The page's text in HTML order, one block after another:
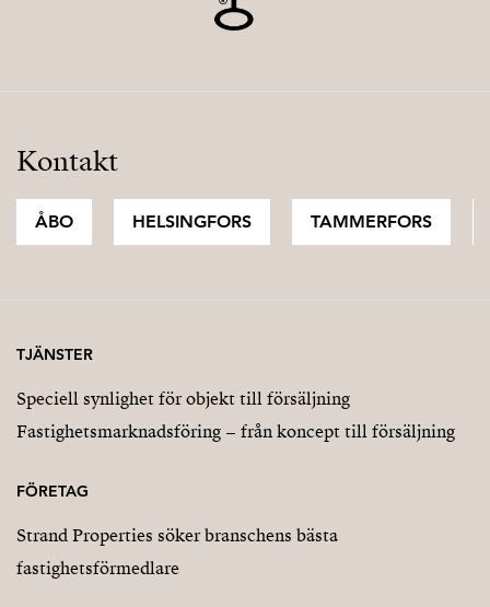
Kontakt
ÅBO HELSINGFORS TAMMERFORS
TJÄNSTER
Speciell synlighet för objekt till försäljning
Fastighetsmarknadsföring – från koncept till försäljning
FÖRETAG
Strand Properties söker branschens bästa
fastighetsförmedlare